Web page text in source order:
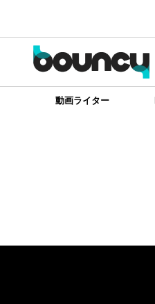
動画ライター